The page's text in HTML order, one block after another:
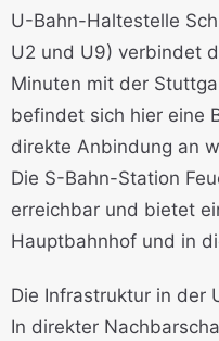
U-Bahn-Haltestelle
U2 und U9) verbindet
Minuten mit der
befindet sich hier eine
direkte Anbindung an
Die S-Bahn-Station
erreichbar und bietet
Hauptbahnhof und in
Die Infrastruktur in der
In direkter